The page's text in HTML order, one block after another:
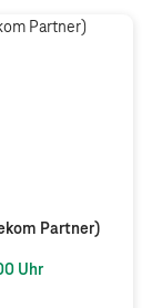
Partner)
Uhr